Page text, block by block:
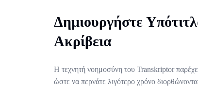
Δημιουργήστε
Ακρίβεια
Η τεχνητή νοημοσύνη του Transkriptor
ώστε να περνάτε λιγότερο χρόνο